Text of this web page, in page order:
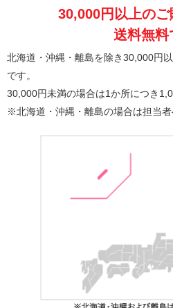
30,000円以上のご
送料無料
北海道・沖縄・離島を除き30,000円
です。
30,000円未満の場合は1か所につき
※北海道・沖縄・離島の場合は担当